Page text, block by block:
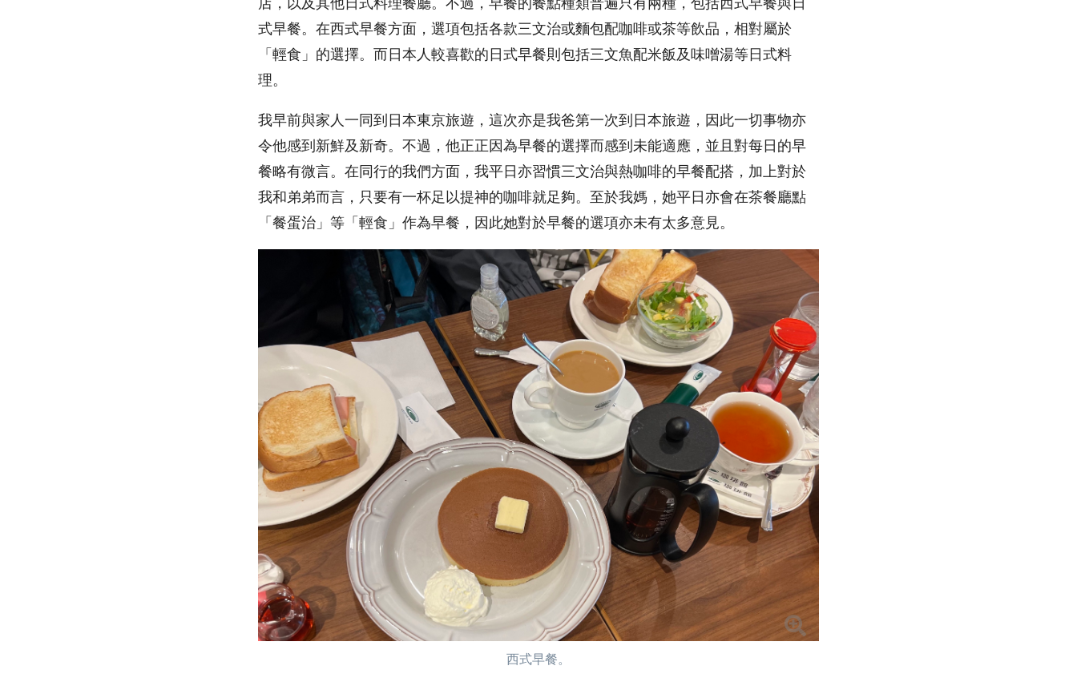
式早餐。在西式早餐方面，選項包括各款三文治或麵包配咖啡或茶等飲品，相對屬於
「輕食」的選擇。而日本人較喜歡的日式早餐則包括三文魚配米飯及味噌湯等日式料
理。
我早前與家人一同到日本東京旅遊，這次亦是我爸第一次到日本旅遊，因此一切事物亦
令他感到新鮮及新奇。不過，他正正因為早餐的選擇而感到未能適應，並且對每日的早
餐略有微言。在同行的我們方面，我平日亦習慣三文治與熱咖啡的早餐配搭，加上對於
我和弟弟而言，只要有一杯足以提神的咖啡就足夠。至於我媽，她平日亦會在茶餐廳點
「餐蛋治」等「輕食」作為早餐，因此她對於早餐的選項亦未有太多意見。
西式早餐。